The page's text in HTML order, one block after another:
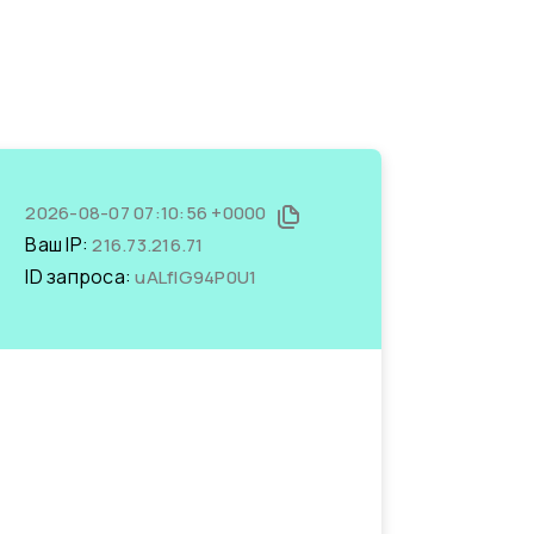
2026-08-07 07:10:56 +0000
Ваш IP:216.73.216.71
ID запроса:uALfIG94P0U1